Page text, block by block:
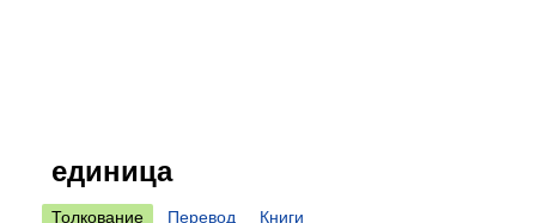
единица
Толкование Перевод Книги